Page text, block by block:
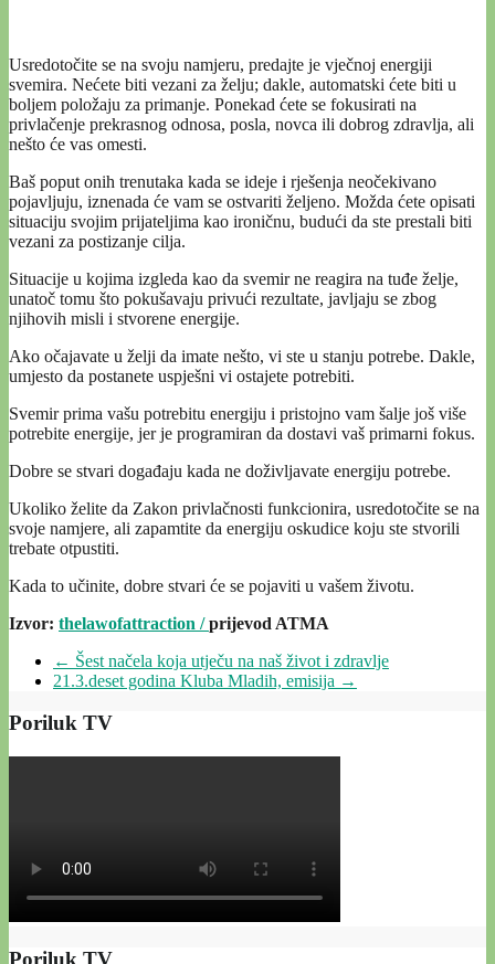
Usredotočite se na svoju namjeru, predajte je vječnoj energiji
svemira. Nećete biti vezani za želju; dakle, automatski ćete biti u
boljem položaju za primanje. Ponekad ćete se fokusirati na
privlačenje prekrasnog odnosa, posla, novca ili dobrog zdravlja, ali
nešto će vas omesti.
Baš poput onih trenutaka kada se ideje i rješenja neočekivano
pojavljuju, iznenada će vam se ostvariti željeno. Možda ćete opisati
situaciju svojim prijateljima kao ironičnu, budući da ste prestali biti
vezani za postizanje cilja.
Situacije u kojima izgleda kao da svemir ne reagira na tuđe želje,
unatoč tomu što pokušavaju privući rezultate, javljaju se zbog
njihovih misli i stvorene energije.
Ako očajavate u želji da imate nešto, vi ste u stanju potrebe. Dakle,
umjesto da postanete uspješni vi ostajete potrebiti.
Svemir prima vašu potrebitu energiju i pristojno vam šalje još više
potrebite energije, jer je programiran da dostavi vaš primarni fokus.
Dobre se stvari događaju kada ne doživljavate energiju potrebe.
Ukoliko želite da Zakon privlačnosti funkcionira, usredotočite se na
svoje namjere, ali zapamtite da energiju oskudice koju ste stvorili
trebate otpustiti.
Kada to učinite, dobre stvari će se pojaviti u vašem životu.
Izvor: thelawofattraction /prijevod ATMA
← Šest načela koja utječu na naš život i zdravlje
21.3.deset godina Kluba Mladih, emisija →
Poriluk TV
Poriluk TV